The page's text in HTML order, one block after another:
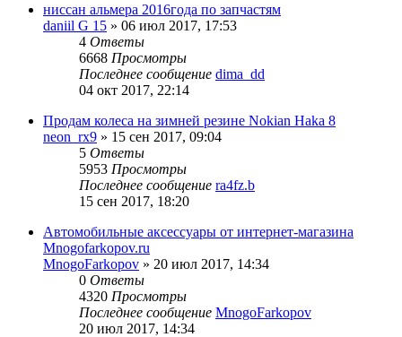
ниссан альмера 2016года по запчастям
daniil G 15 » 06 июл 2017, 17:53
4 Ответы
6668 Просмотры
Последнее сообщение dima_dd
04 окт 2017, 22:14
Продам колеса на зимней резине Nokian Haka 8
neon_rx9 » 15 сен 2017, 09:04
5 Ответы
5953 Просмотры
Последнее сообщение ra4fz.b
15 сен 2017, 18:20
Автомобильные аксессуары от интернет-магазина
Mnogofarkopov.ru
MnogoFarkopov » 20 июл 2017, 14:34
0 Ответы
4320 Просмотры
Последнее сообщение MnogoFarkopov
20 июл 2017, 14:34